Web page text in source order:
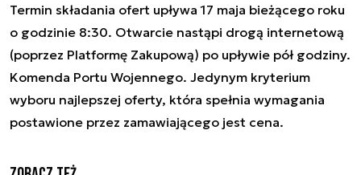
Termin składania ofert upływa 17 maja bieżącego roku
o godzinie 8:30. Otwarcie nastąpi drogą internetową
(poprzez Platformę Zakupową) po upływie pół godziny.
Komenda Portu Wojennego. Jedynym kryterium
wyboru najlepszej oferty, która spełnia wymagania
postawione przez zamawiającego jest cena.